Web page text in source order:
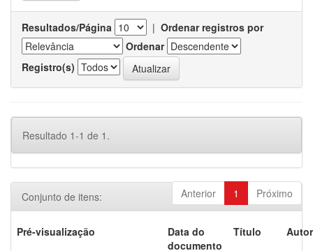
Resultados/Página | Ordenar registros por
Ordenar
Registro(s)
Resultado 1-1 de 1.
Anterior 1 Próximo
Conjunto de itens:
Pré-visualização
Data do
documento
Título